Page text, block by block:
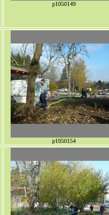
p1050149
p1050154